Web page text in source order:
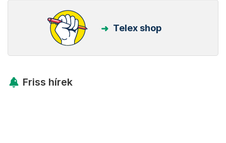
Telex shop
Friss hírek